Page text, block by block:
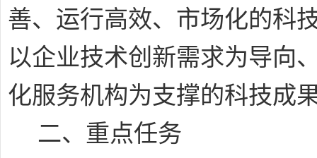
善、运行高效、市场化的科
以企业技术创新需求为导向
化服务机构为支撑的科技成
二、重点任务